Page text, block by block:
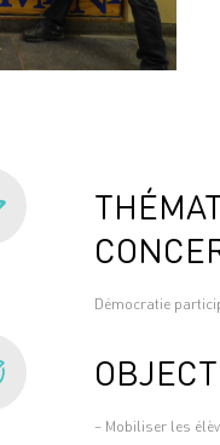
Démocratie
– Mobiliser les